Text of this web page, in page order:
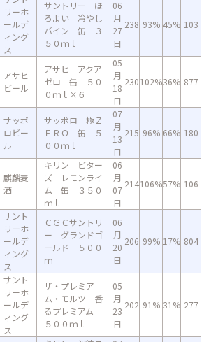
リーホ
ールデ
ィング
ス
サントリー ほ
ろよい 冷やし
パイン 缶 ３
５０ｍｌ
06
月
27
日
238 93% 45% 103
アサヒ
ビール
アサヒ アクア
ゼロ 缶 ５０
０ｍｌ×６
05
月
18
日
230102%36% 877
サッポ
ロビー
ル
サッポロ 極Ｚ
ＥＲＯ 缶 ５
００ｍｌ
07
月
13
日
215 96% 66% 180
麒麟麦
酒
キリン ビター
ズ レモンライ
ム 缶 ３５０
ｍｌ
06
月
07
日
214106%57% 106
サント
リーホ
ールデ
ィング
ス
ＣＧＣサントリ
ー グランドゴ
ールド ５００
ｍ
06
月
20
日
206 99% 17% 804
サント
リーホ
ールデ
ィング
ス
ザ・プレミア
ム・モルツ 香
るプレミアム
５００ｍｌ
05
月
23
日
202 91% 31% 277